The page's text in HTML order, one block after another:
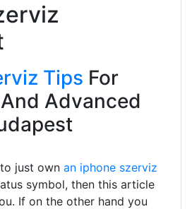
Tips For
Advanced
just own an iphone szerviz
symbol, then this article
If on the other hand you